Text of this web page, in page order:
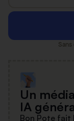
Un
IA
Bon Pote fait